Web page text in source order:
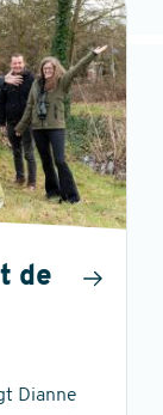
de
Dianne